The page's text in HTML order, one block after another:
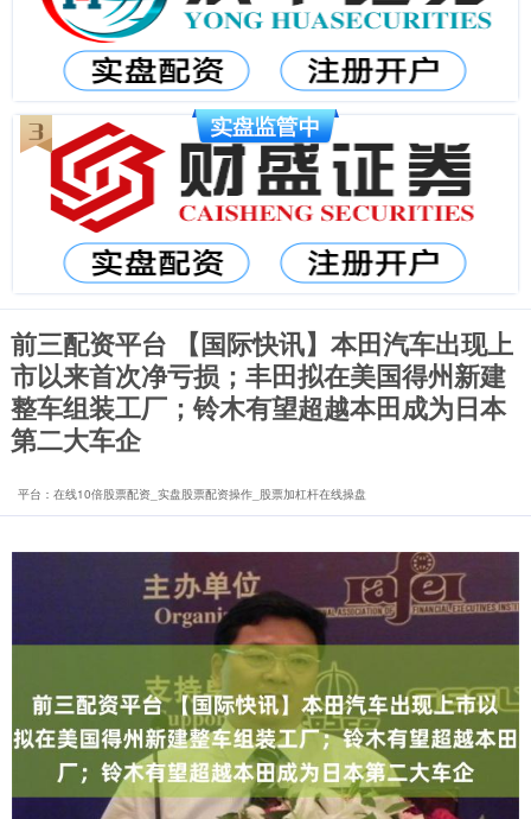
前三配资平台 【国际快讯】本田汽车出现上
市以来首次净亏损；丰田拟在美国得州新建
整车组装工厂；铃木有望超越本田成为日本
第二大车企
平台：在线10倍股票配资_实盘股票配资操作_股票加杠杆在线操盘